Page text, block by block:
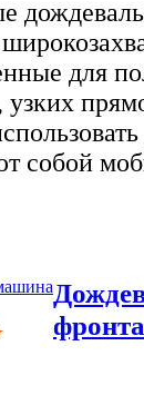
для
собой